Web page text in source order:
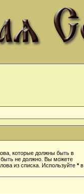
которые должны быть в
быть не должно. Вы можете
из списка. Используйте *в